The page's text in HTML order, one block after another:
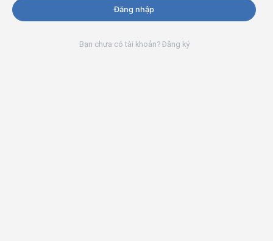
Đăng nhập
Bạn chưa có tài khoản? Đăng ký